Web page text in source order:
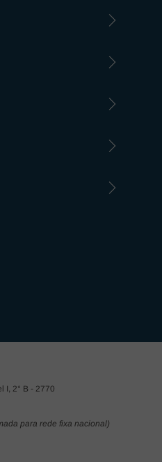
I, 2° B - 2770
para rede fixa nacional)